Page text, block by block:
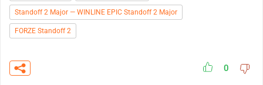
Standoff 2 Major — WINLINE EPIC Standoff 2 Major
FORZE Standoff 2
0